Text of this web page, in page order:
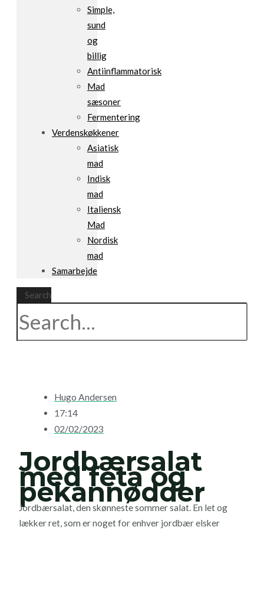
Simple,
sund
og
billig
Antiinflammatorisk
Mad
sæsoner
Fermentering
Verdenskøkkener
Asiatisk
mad
Indisk
mad
Italiensk
Mad
Nordisk
mad
Samarbejde
Search
Hugo Andersen
17:14
02/02/2023
Jordbærsalat
med feta og
pekannødder
Jordbærsalat, den skønneste sommer salat. En let og
lækker ret, som er noget for enhver jordbær elsker